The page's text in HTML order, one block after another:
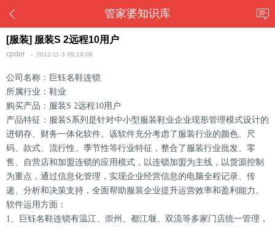
管家婆知识库
[服装] 服装S 2远程10用户
cpder 2012-11-3 09:19:08
公司名称：巨钰名鞋连锁
所属行业：鞋业
购买产品：服装S 2远程10用户
产品特征：服装S系列是针对中小型服装鞋业企业现形管理模式设计的
进销存、财务一体化软件。该软件充分考虑了服装行业的颜色、尺
码、款式、流行性、季节性等行业特征，整合了服装行业批发、零
售、自营店和加盟连锁的应用模式，以连锁加盟为主线，以货源控制
为重点，通过信息化管理，实现企业经营信息的电脑全程记录、传
递、分析和决策支持，全面帮助服装企业提升运营效率和盈利能力。
软件运用方面：
1、巨钰名鞋连锁有温江、崇州、都江堰、双流等多家门店统一管理，